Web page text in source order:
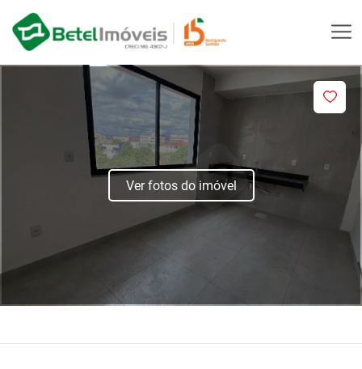
Ver fotos do imóvel